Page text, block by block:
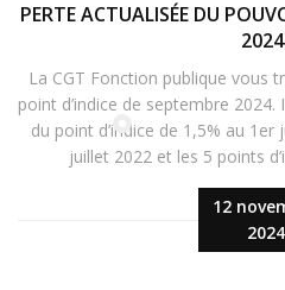
12
2024
PERTE ACTUALISÉE DU
La CGT Fonction publique vous
point d’indice de septembre
du point d’indice de 1,5% au
juillet 2022 et les 5 points